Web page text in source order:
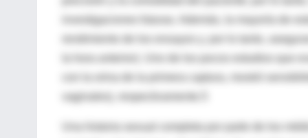
investigaciones futuras. Además, la mayoría de
rendimiento de los ensayos y, por lo tanto,
con la orina de la primera captura, mostró
vaginales), respectivamente.5